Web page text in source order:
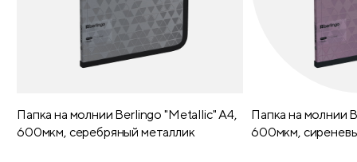
Папка на молнии Berlingo "Metallic" А4,
600мкм, серебряный металлик
Папка на молнии
600мкм,